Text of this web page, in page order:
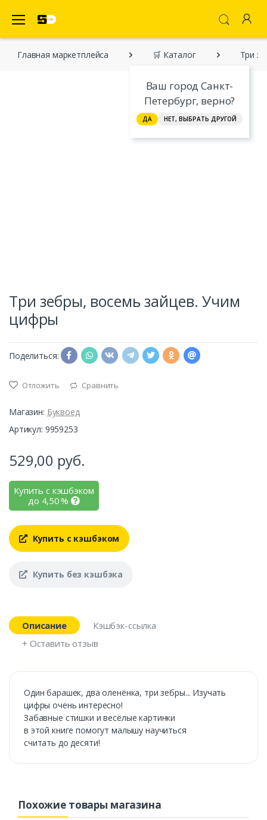
Ваш город Санкт-
Петербург, верно?
ДА НЕТ, ВЫБРАТЬ ДРУГОЙ
Главная марĸетплейса 🛒 Каталог Три
Три зебры, восемь зайцев. Учим
цифры
Поделиться:
Отложить Сравнить
Магазин: Буквоед
Артикул: 9959253
529,00 руб.
Купить с кэшбэком
до 4,50%
Купить с кэшбэком
Купить без кэшбэка
Описание
Кэшбэк-ссылка
+ Оставить отзыв
Один барашек, два оленёнка, три зебры... Изучать
цифры очень интересно!
Забавные стишки и весёлые картинки
в этой книге помогут малышу научиться
считать до десяти!
Похожие товары магазина